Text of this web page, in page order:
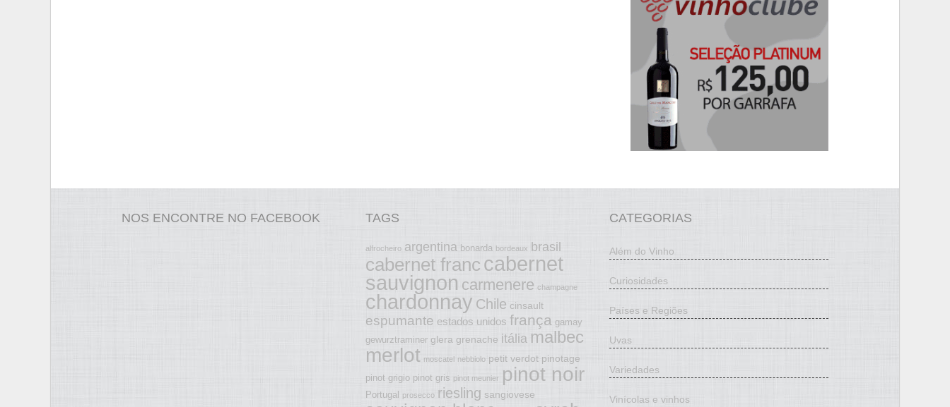
NOS ENCONTRE NO FACEBOOK TAGS
alfrocheiro argentina bonarda bordeaux brasil
cabernet franc cabernet
sauvignon carmenere champagne
chardonnay Chile cinsault
espumante estados unidos frança gamay
gewurztraminer glera grenache itália malbec
merlot moscatel nebbiolo petit verdot pinotage
pinot grigio pinot gris pinot meunier pinot noir
Portugal prosecco riesling sangiovese
CATEGORIAS
Além do Vinho
Curiosidades
Países e Regiões
Uvas
Variedades
Vinícolas e vinhos